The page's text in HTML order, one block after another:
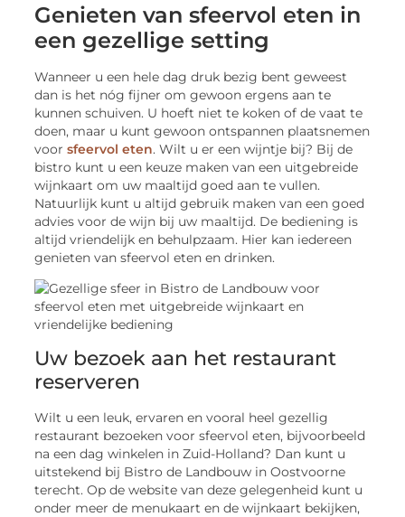
Genieten van sfeervol eten in
een gezellige setting
Wanneer u een hele dag druk bezig bent geweest
dan is het nóg fijner om gewoon ergens aan te
kunnen schuiven. U hoeft niet te koken of de vaat te
doen, maar u kunt gewoon ontspannen plaatsnemen
voorsfeervol eten. Wilt u er een wijntje bij? Bij de
bistro kunt u een keuze maken van een uitgebreide
wijnkaart om uw maaltijd goed aan te vullen.
Natuurlijk kunt u altijd gebruik maken van een goed
advies voor de wijn bij uw maaltijd. De bediening is
altijd vriendelijk en behulpzaam. Hier kan iedereen
genieten van sfeervol eten en drinken.
Uw bezoek aan het restaurant
reserveren
Wilt u een leuk, ervaren en vooral heel gezellig
restaurant bezoeken voor sfeervol eten, bijvoorbeeld
na een dag winkelen in Zuid-Holland? Dan kunt u
uitstekend bij Bistro de Landbouw in Oostvoorne
terecht. Op de website van deze gelegenheid kunt u
onder meer de menukaart en de wijnkaart bekijken,